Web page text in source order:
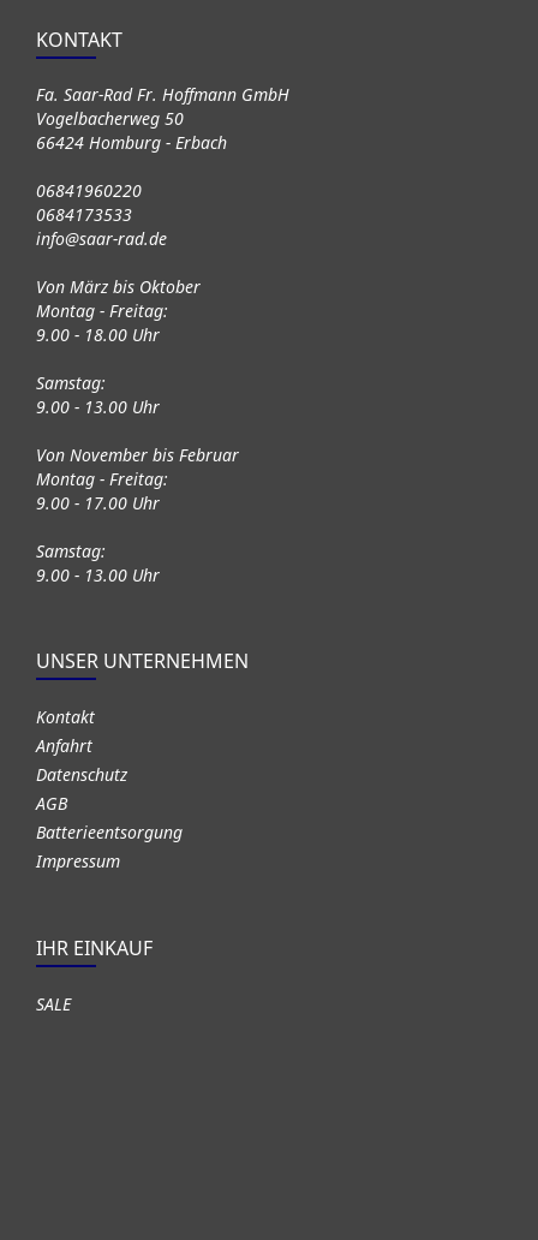
KONTAKT
Fa. Saar-Rad Fr. Hoffmann GmbH
Vogelbacherweg 50
66424 Homburg - Erbach
06841960220
0684173533
info@saar-rad.de
Von März bis Oktober
Montag - Freitag:
9.00 - 18.00 Uhr
Samstag:
9.00 - 13.00 Uhr
Von November bis Februar
Montag - Freitag:
9.00 - 17.00 Uhr
Samstag:
9.00 - 13.00 Uhr
UNSER UNTERNEHMEN
Kontakt
Anfahrt
Datenschutz
AGB
Batterieentsorgung
Impressum
IHR EINKAUF
SALE